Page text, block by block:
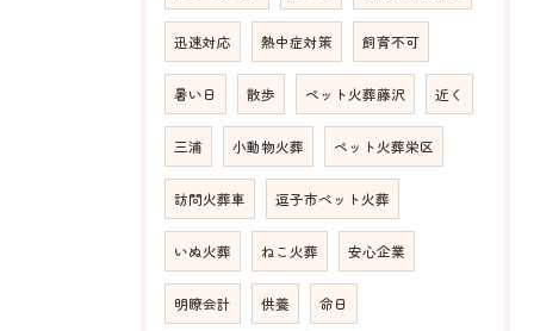
迅速対応 熱中症対策 飼育不可
暑い日 散歩 ペット火葬藤沢 近く
三浦 小動物火葬 ペット火葬栄区
訪問火葬車 逗子市ペット火葬
いぬ火葬 ねこ火葬 安心企業
明瞭会計 供養 命日